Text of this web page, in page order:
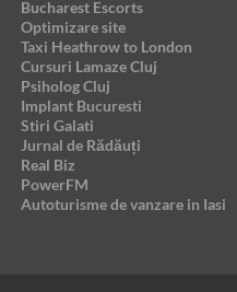
Bucharest Escorts
Optimizare site
Taxi Heathrow to London
Cursuri Lamaze Cluj
Psiholog Cluj
Implant Bucuresti
Stiri Galati
Jurnal de Rădăuți
Real Biz
PowerFM
Autoturisme de vanzare in Iasi